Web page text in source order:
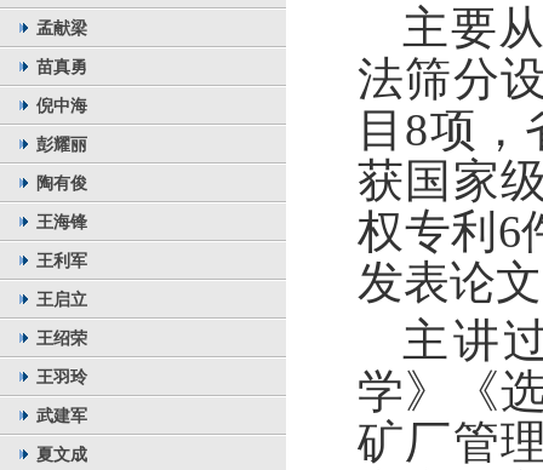
孟献梁
苗真勇
倪中海
彭耀丽
陶有俊
王海锋
王利军
王启立
王绍荣
王羽玲
武建军
夏文成
主要
法筛分
目 8项，
获国家
权专利 6
发表论文
主讲
学》《
矿厂管